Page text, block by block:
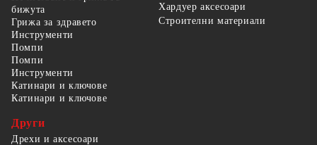
бижута
Грижа за здравето
Хардуер аксесоари
Строителни материали
Инструменти
Помпи
Помпи
Инструменти
Катинари и ключове
Катинари и ключове
Други
Дрехи и аксесоари